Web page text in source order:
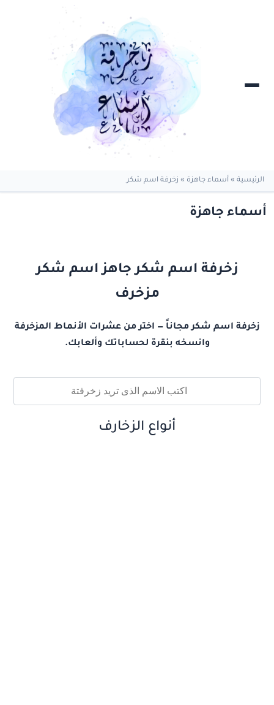
الرئيسية » أسماء جاهزة » زخرفة اسم شكر
أسماء جاهزة
زخرفة اسم شكر جاهز اسم شكر
مزخرف
زخرفة اسم شكر مجاناً — اختر من عشرات الأنماط المزخرفة
وانسخه بنقرة لحساباتك وألعابك.
أنواع الزخارف